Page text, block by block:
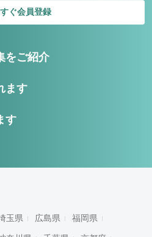
ぐ会員登録
をご紹介
ます
す
玉県 広島県 福岡県